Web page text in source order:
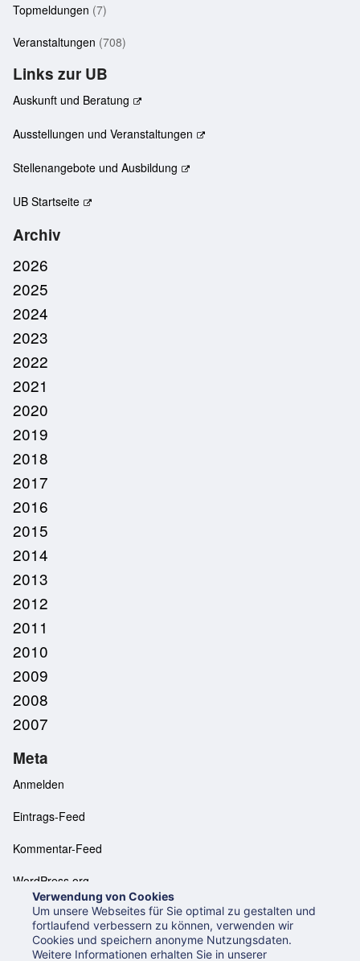
Topmeldungen (7)
Veranstaltungen (708)
Links zur UB
Auskunft und Beratung
Ausstellungen und Veranstaltungen
Stellenangebote und Ausbildung
UB Startseite
Archiv
2026
2025
2024
2023
2022
2021
2020
2019
2018
2017
2016
2015
2014
2013
2012
2011
2010
2009
2008
2007
Meta
Anmelden
Eintrags-Feed
Kommentar-Feed
WordPress.org
Neues aus der UB Mannheim
Datenschutzerklärung
Verwendung von Cookies
Um unsere Webseites für Sie optimal zu gestalten und
fortlaufend verbessern zu können, verwenden wir
Cookies und speichern anonyme Nutzungsdaten.
Weitere Informationen erhalten Sie in unserer